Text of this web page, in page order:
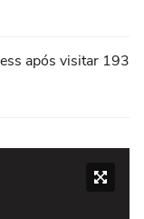
após visitar 193